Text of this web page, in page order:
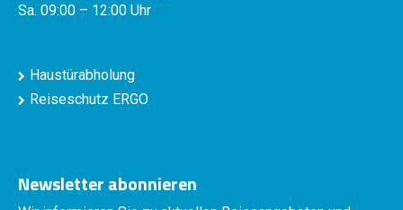
Sa. 09:00 – 12:00 Uhr
Haustürabholung
Reiseschutz ERGO
Newsletter abonnieren